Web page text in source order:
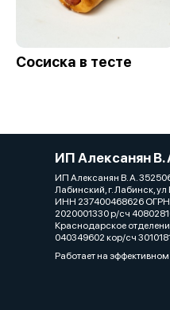
Сосиска в тесте
ИП Алексанян В.
ИП Алексанян В. А.
Лабинский, г. Лабинск,
ИНН 237400468626
2020001330 р/сч
Краснодарское
040349602 кор/сч
Работает на